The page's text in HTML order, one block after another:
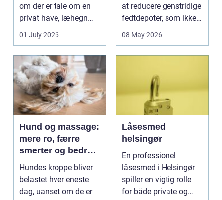
om der er tale om en
privat have, læhegn
langs mark...
01 July 2026
at reducere genstridige
fedtdepoter, som ikke
reagerer ...
08 May 2026
Hund og massage:
mere ro, færre
smerter og bedre
bevægelse
Hundes kroppe bliver
belastet hver eneste
dag, uanset om de er
Låsesmed
helsingør
En professionel
låsesmed i Helsingør
spiller en vigtig rolle
for både private og